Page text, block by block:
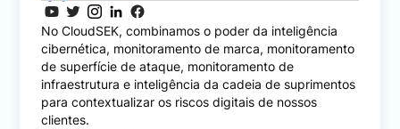
No CloudSEK, combinamos o poder da inteligência
cibernética, monitoramento de marca, monitoramento
de superfície de ataque, monitoramento de
infraestrutura e inteligência da cadeia de suprimentos
para contextualizar os riscos digitais de nossos
clientes.